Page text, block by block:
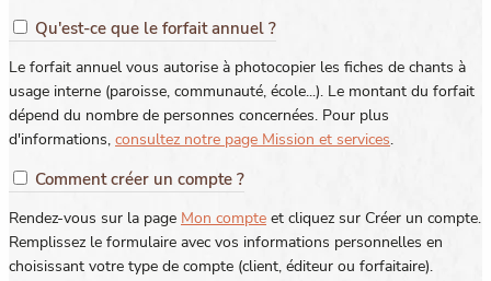
Qu'est-ce que le forfait annuel ?
Le forfait annuel vous autorise à photocopier les fiches de chants à
usage interne (paroisse, communauté, école...). Le montant du forfait
dépend du nombre de personnes concernées. Pour plus
d'informations, consultez notre page Mission et services.
Comment créer un compte ?
Rendez-vous sur la page Mon compte et cliquez sur Créer un compte.
Remplissez le formulaire avec vos informations personnelles en
choisissant votre type de compte (client, éditeur ou forfaitaire).